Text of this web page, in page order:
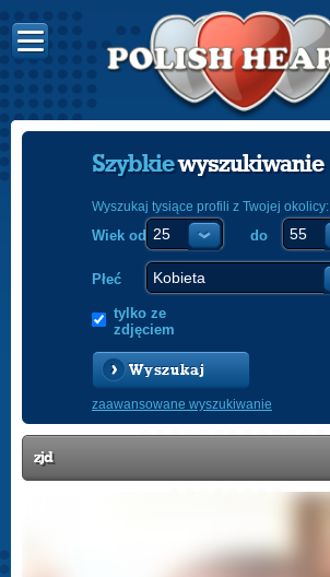
Szybkiewyszukiwanie
Wyszukaj tysiące profili z Twojej okolicy:
Wiek od do
Płeć
tylko ze
zdjęciem
Wyszukaj
zaawansowane wyszukiwanie
zjd